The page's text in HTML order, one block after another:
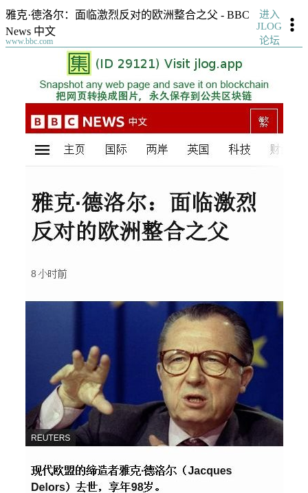
雅克·德洛尔：面临激烈反对的欧洲整合之父 - BBC
News 中文
www.bbc.com
进入
JLOG
论坛